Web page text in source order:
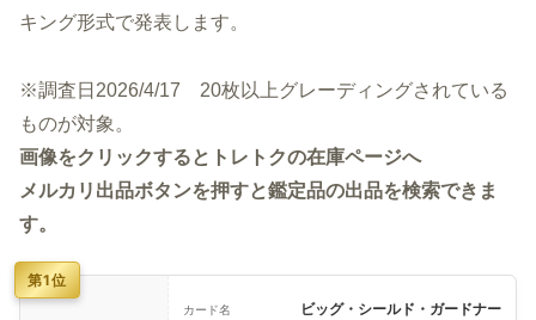
キング形式で発表します。
※調査日2026/4/17 20枚以上グレーディングされている
ものが対象。
画像をクリックするとトレトクの在庫ページへ
メルカリ出品ボタンを押すと鑑定品の出品を検索できま
す。
第1位
カード名 ビッグ・シールド・ガードナー